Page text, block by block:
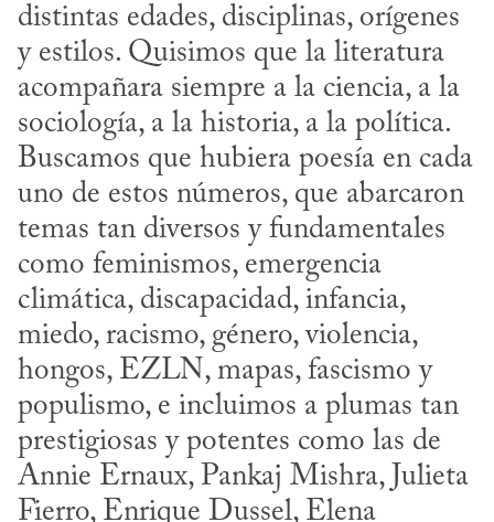
distintas edades, disciplinas, orígenes
y estilos. Quisimos que la literatura
acompañara siempre a la ciencia, a la
sociología, a la historia, a la política.
Buscamos que hubiera poesía en cada
uno de estos números, que abarcaron
temas tan diversos y fundamentales
como feminismos, emergencia
climática, discapacidad, infancia,
miedo, racismo, género, violencia,
hongos, EZLN, mapas, fascismo y
populismo, e incluimos a plumas tan
prestigiosas y potentes como las de
Annie Ernaux, Pankaj Mishra, Julieta
Fierro, Enrique Dussel, Elena